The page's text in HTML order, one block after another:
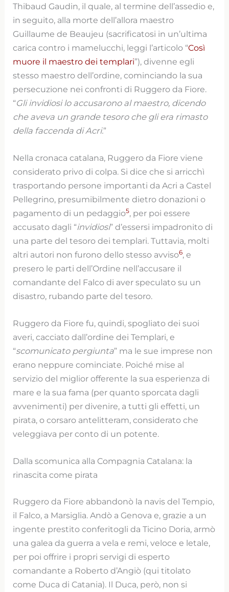
Thibaud Gaudin, il quale, al termine dell’assedio e,
in seguito, alla morte dell’allora maestro
Guillaume de Beaujeu (sacrificatosi in un’ultima
carica contro i mamelucchi, leggi l’articolo “Così
muore il maestro dei templari”), divenne egli
stesso maestro dell’ordine, cominciando la sua
persecuzione nei confronti di Ruggero da Fiore.
“Gli invidiosi lo accusarono al maestro, dicendo
che aveva un grande tesoro che gli era rimasto
della faccenda di Acri.”
Nella cronaca catalana, Ruggero da Fiore viene
considerato privo di colpa. Si dice che si arricchì
trasportando persone importanti da Acri a Castel
Pellegrino, presumibilmente dietro donazioni o
pagamento di un pedaggio5, per poi essere
accusato dagli “invidiosi” d’essersi impadronito di
una parte del tesoro dei templari. Tuttavia, molti
altri autori non furono dello stesso avviso6, e
presero le parti dell’Ordine nell’accusare il
comandante del Falco di aver speculato su un
disastro, rubando parte del tesoro.
Ruggero da Fiore fu, quindi, spogliato dei suoi
averi, cacciato dall’ordine dei Templari, e
“scomunicato pergiunta” ma le sue imprese non
erano neppure cominciate. Poiché mise al
servizio del miglior offerente la sua esperienza di
mare e la sua fama (per quanto sporcata dagli
avvenimenti) per divenire, a tutti gli effetti, un
pirata, o corsaro antelitteram, considerato che
veleggiava per conto di un potente.
Dalla scomunica alla Compagnia Catalana: la
rinascita come pirata
Ruggero da Fiore abbandonò la navis del Tempio,
il Falco, a Marsiglia. Andò a Genova e, grazie a un
ingente prestito conferitogli da Ticino Doria, armò
una galea da guerra a vela e remi, veloce e letale,
per poi offrire i propri servigi di esperto
comandante a Roberto d’Angiò (qui titolato
come Duca di Catania). Il Duca, però, non si